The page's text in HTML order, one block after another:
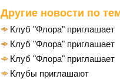
Другие новости по
Клуб "Флора" приглашает
Клуб "Флора" приглашает
Клуб "Флора" приглашает
Клубы приглашают